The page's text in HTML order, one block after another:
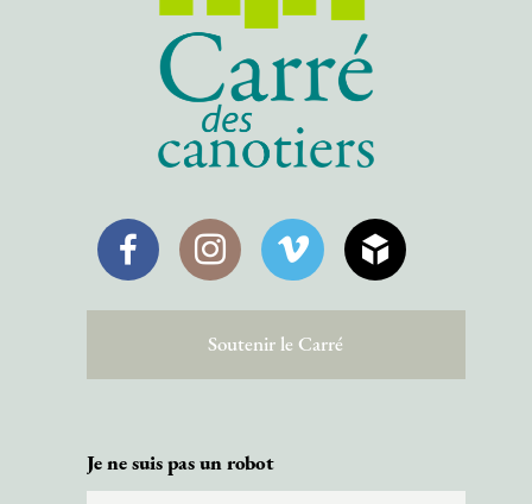
Soutenir le Carré
Je ne suis pas un robot